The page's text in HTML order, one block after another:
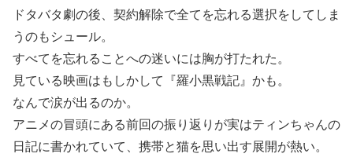
ドタバタ劇の後、契約解除で全てを忘れる選択をしてしま
うのもシュール。
すべてを忘れることへの迷いには胸が打たれた。
見ている映画はもしかして『羅小黒戦記』かも。
なんで涙が出るのか。
アニメの冒頭にある前回の振り返りが実はティンちゃんの
日記に書かれていて、携帯と猫を思い出す展開が熱い。